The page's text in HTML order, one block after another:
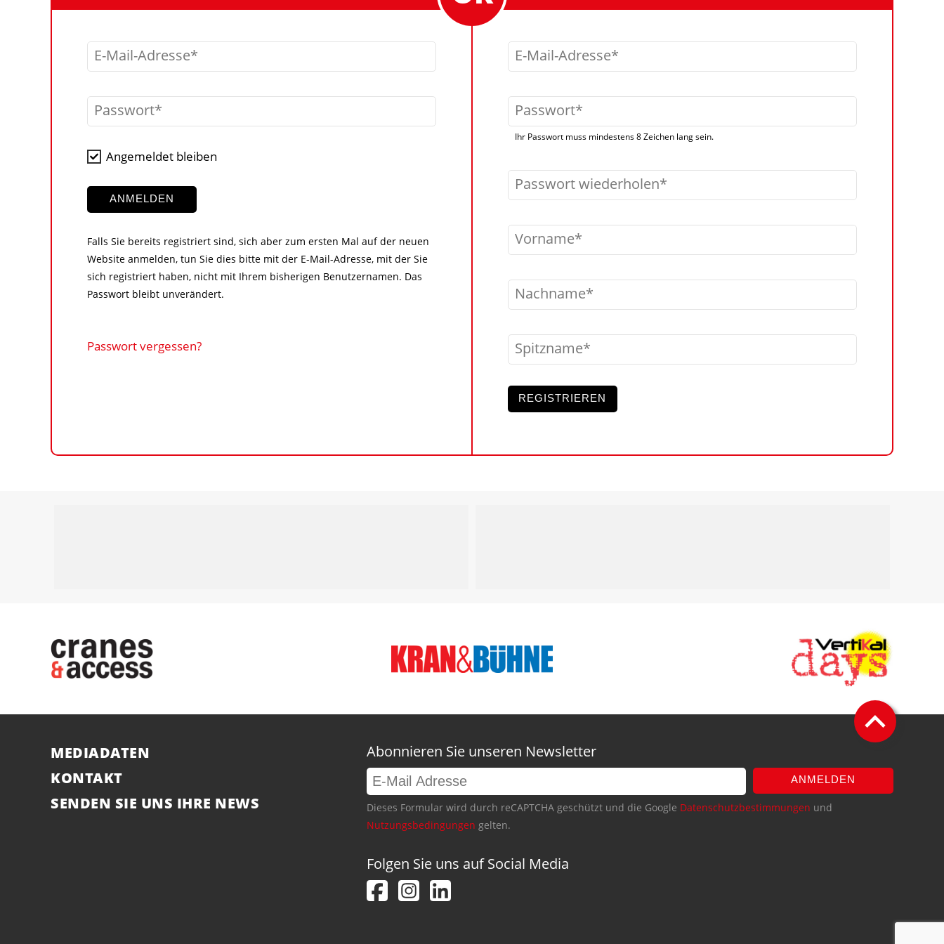
E-Mail-Adresse
Passwort
Angemeldet bleiben
ANMELDEN
Falls Sie bereits registriert sind, sich aber zum ersten Mal auf der neuen
Website anmelden, tun Sie dies bitte mit der E-Mail-Adresse, mit der Sie
sich registriert haben, nicht mit Ihrem bisherigen Benutzernamen. Das
Passwort bleibt unverändert.
Passwort vergessen?
E-Mail-Adresse
Passwort
Ihr Passwort muss mindestens 8 Zeichen lang sein.
Passwort wiederholen
Vorname
Nachname
Spitzname
REGISTRIEREN
MEDIADATEN
KONTAKT
SENDEN SIE UNS IHRE NEWS
Abonnieren Sie unseren Newsletter
ANMELDEN
Dieses Formular wird durch reCAPTCHA geschützt und die Google Datenschutzbestimmungen und
Nutzungsbedingungen gelten.
Folgen Sie uns auf Social Media